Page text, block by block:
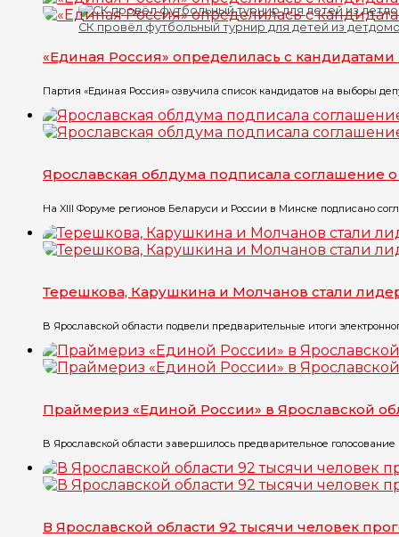
СК провёл футбольный турнир для детей из
«Единая Россия» определилась с кандидатами
Партия «Единая Россия» озвучила список кандидатов на выборы
Ярославская облдума подписала соглашение
На XIII Форуме регионов Беларуси и России в Минске подписано
Терешкова, Карушкина и Молчанов стали
В Ярославской области подвели предварительные итоги
Праймериз «Единой России» в Ярославской
В Ярославской области завершилось предварительное
В Ярославской области 92 тысячи человек